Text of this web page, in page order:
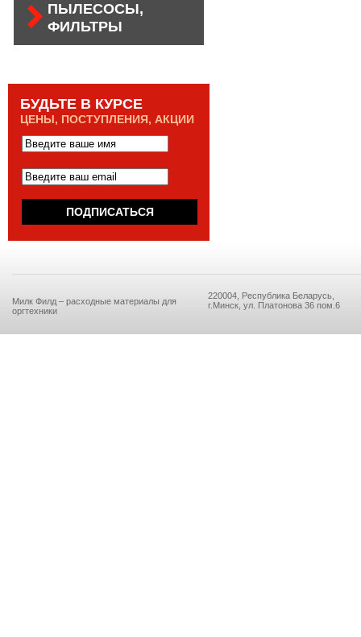
ПЫЛЕСОСЫ,
ФИЛЬТРЫ
БУДЬТЕ В КУРСЕ
ЦЕНЫ, ПОСТУПЛЕНИЯ, АКЦИИ
Милк Филд – расходные материалы для
оргтехники
220004, Республика Беларусь,
г.Минск, ул. Платонова 36 пом.6